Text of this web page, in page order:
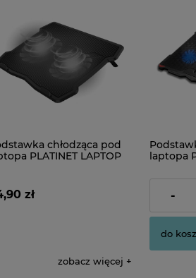
chłodząca pod
PLATINET LAPTOP
zł
zobacz więcej
laptopa
89,00 zł
-
do